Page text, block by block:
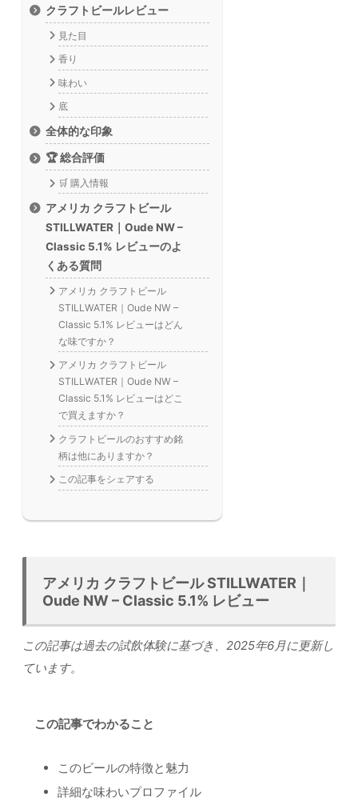
クラフトビールレビュー
見た目
香り
味わい
底
全体的な印象
🏆 総合評価
🛒 購入情報
アメリカ クラフトビール
STILLWATER｜Oude NW –
Classic 5.1% レビューのよ
くある質問
アメリカ クラフトビール
STILLWATER｜Oude NW –
Classic 5.1% レビューはどん
な味ですか？
アメリカ クラフトビール
STILLWATER｜Oude NW –
Classic 5.1% レビューはどこ
で買えますか？
クラフトビールのおすすめ銘
柄は他にありますか？
この記事をシェアする
アメリカ クラフトビール STILLWATER｜
Oude NW – Classic 5.1% レビュー
この記事は過去の試飲体験に基づき、2025年6月に更新し
ています。
この記事でわかること
このビールの特徴と魅力
詳細な味わいプロファイル